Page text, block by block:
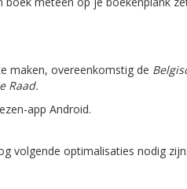
maken, overeenkomstig de
Raad.
app Android.
volgende optimalisaties nodig zijn: